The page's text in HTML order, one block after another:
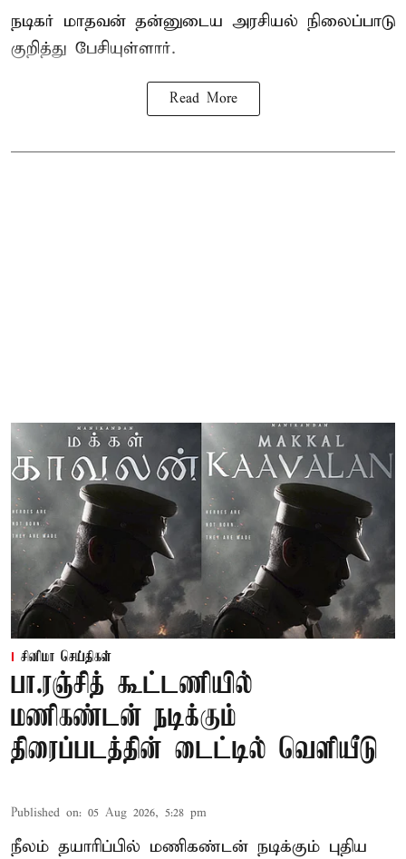
நடிகர் மாதவன் தன்னுடைய அரசியல் நிலைப்பாடு
குறித்து பேசியுள்ளார்.
Read More
சினிமா செய்திகள்
பா.ரஞ்சித் கூட்டணியில்
மணிகண்டன் நடிக்கும்
திரைப்படத்தின் டைட்டில் வெளியீடு
Published on: 05 Aug 2026, 5:28 pm
நீலம் தயாரிப்பில் மணிகண்டன் நடிக்கும் புதிய